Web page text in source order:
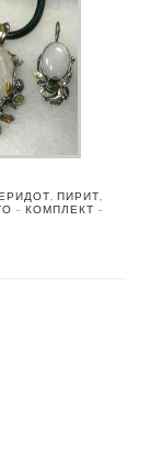
ПИРИТ,
– КОМПЛЕКТ –